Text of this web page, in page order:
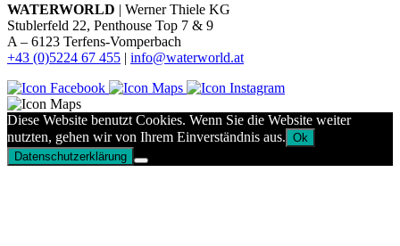
WATERWORLD | Werner Thiele KG
Stublerfeld 22, Penthouse Top 7 & 9
A – 6123 Terfens-Vomperbach
+43 (0)5224 67 455 | info@waterworld.at
Diese Website benutzt Cookies. Wenn Sie die Website weiter
nutzten, gehen wir von Ihrem Einverständnis aus. Ok
Datenschutzerklärung